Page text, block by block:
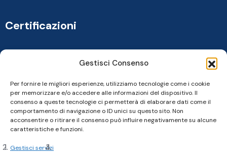
Gestisci Consenso
Per fornire le migliori esperienze, utilizziamo tecnologie come i cookie
per memorizzare e/o accedere alle informazioni del dispositivo. Il
consenso a queste tecnologie ci permetterà di elaborare dati come il
comportamento di navigazione o ID unici su questo sito. Non
acconsentire o ritirare il consenso può influire negativamente su alcune
caratteristiche e funzioni.
Gestisci servizi
Certificazioni